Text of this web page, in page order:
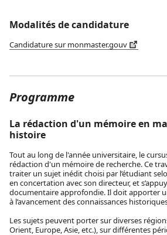
Modalités de candidature
Candidature sur monmaster.gouv
Programme
La rédaction d'un mémoire en
histoire
Tout au long de l'année universitaire, le
rédaction d'un mémoire de recherche. Ce
traiter un sujet inédit choisi par l’étudiant
en concertation avec son directeur, et
documentaire approfondie. Il doit apporter
à l’avancement des connaissances
Les sujets peuvent porter sur diverses
Orient, Europe, Asie, etc.), sur différentes